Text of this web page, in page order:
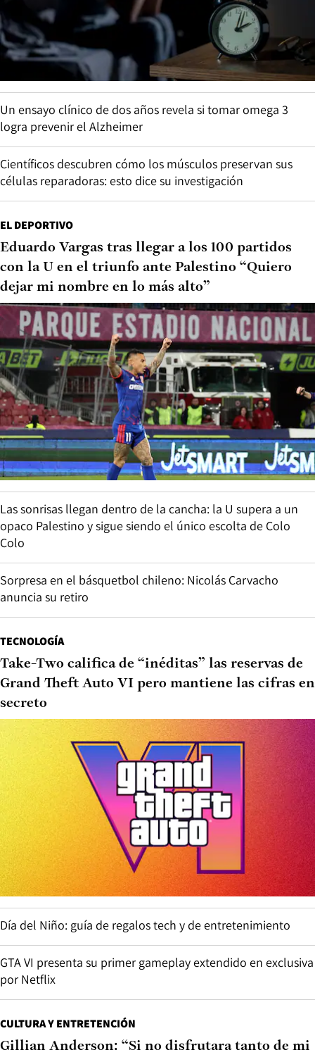
Un ensayo clínico de dos años revela si tomar omega 3
logra prevenir el Alzheimer
Científicos descubren cómo los músculos preservan sus
células reparadoras: esto dice su investigación
EL DEPORTIVO
Eduardo Vargas tras llegar a los 100 partidos
con la U en el triunfo ante Palestino “Quiero
dejar mi nombre en lo más alto”
Las sonrisas llegan dentro de la cancha: la U supera a un
opaco Palestino y sigue siendo el único escolta de Colo
Colo
Sorpresa en el básquetbol chileno: Nicolás Carvacho
anuncia su retiro
TECNOLOGÍA
Take-Two califica de “inéditas” las reservas de
Grand Theft Auto VI pero mantiene las cifras en
secreto
Día del Niño: guía de regalos tech y de entretenimiento
GTA VI presenta su primer gameplay extendido en exclusiva
por Netflix
CULTURA Y ENTRETENCIÓN
Gillian Anderson: “Si no disfrutara tanto de mi